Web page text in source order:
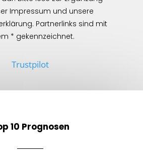
Impressum und unsere
Partnerlinks sind mit
* gekennzeichnet.
Trustpilot
10 Prognosen